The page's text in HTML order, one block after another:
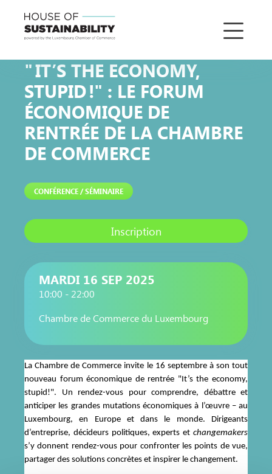
" IT’S THE ECONOMY,
STUPID !" : LE FORUM
ÉCONOMIQUE DE
RENTRÉE DE LA CHAMBRE
DE COMMERCE
CONFÉRENCE / SÉMINAIRE
Inscription
MARDI 16 SEP 2025
10:00 - 22:00
Chambre de Commerce du Luxembourg
La Chambre de Commerce invite le 16 septembre à son tout
nouveau forum économique de rentrée "It’s the economy,
stupid!". Un rendez-vous pour comprendre, débattre et
anticiper les grandes mutations économiques à l’œuvre – au
Luxembourg, en Europe et dans le monde. Dirigeants
d’entreprise, décideurs politiques, experts et changemakers
s’y donnent rendez-vous pour confronter les points de vue,
partager des solutions concrètes et inspirer le changement.